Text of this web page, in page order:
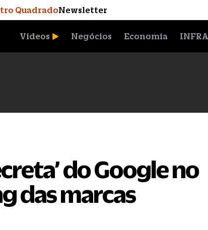
QuadradoNewsletter
Vídeos Negócios Economia INFRA
do Google no
das marcas